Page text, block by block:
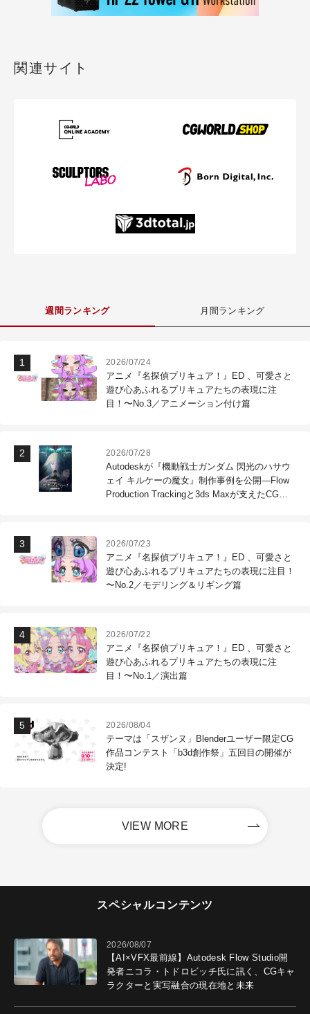
関連サイト
週間ランキング 月間ランキング
2026/07/24
アニメ『名探偵プリキュア！』ED 、可愛さと
遊び心あふれるプリキュアたちの表現に注
目！〜No.3／アニメーション付け篇
2026/07/28
Autodeskが『機動戦士ガンダム 閃光のハサウ
ェイ キルケーの魔女』制作事例を公開―Flow
Production Trackingと3ds Maxが支えたCG制
2026/07/23
アニメ『名探偵プリキュア！』ED 、可愛さと
遊び心あふれるプリキュアたちの表現に注目！
〜No.2／モデリング＆リギング篇
2026/07/22
アニメ『名探偵プリキュア！』ED 、可愛さと
遊び心あふれるプリキュアたちの表現に注
目！〜No.1／演出篇
2026/08/04
テーマは「スザンヌ」Blenderユーザー限定CG
作品コンテスト「b3d創作祭」五回目の開催が
決定!
VIEW MORE
スペシャルコンテンツ
2026/08/07
【AI×VFX最前線】Autodesk Flow Studio開
発者ニコラ・トドロビッチ氏に訊く、CGキャ
ラクターと実写融合の現在地と未来